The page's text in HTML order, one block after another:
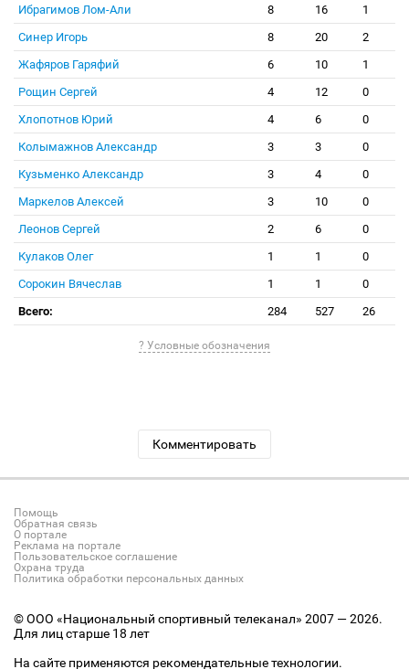
Ибрагимов Лом-Али
8 16
1
Синер Игорь
8 20
2
Жафяров Гаряфий
6 10
1
Рощин Сергей
4 12
0
Хлопотнов Юрий
4 6
0
Колымажнов Александр
3 3
0
Кузьменко Александр
3 4
0
Маркелов Алексей
3 10
0
Леонов Сергей
2 6
0
Кулаков Олег
1 1
0
Сорокин Вячеслав
1 1
0
Всего:
284 527 26
? Условные обозначения
Комментировать
Помощь
Обратная связь
О портале
Реклама на портале
Пользовательское соглашение
Охрана труда
Политика обработки персональных данных
© ООО «Национальный спортивный телеканал» 2007 — 2026.
Для лиц старше 18 лет
На сайте применяются рекомендательные технологии.